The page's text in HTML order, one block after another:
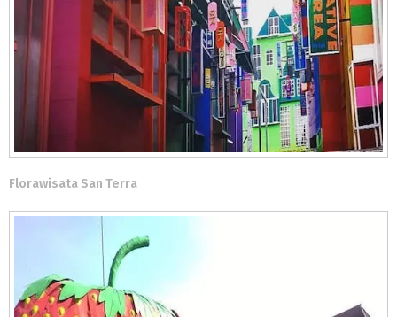
Florawisata San Terra